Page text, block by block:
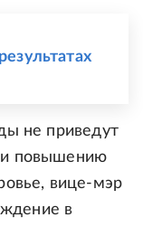
не приведут
и повышению
вице-мэр
в